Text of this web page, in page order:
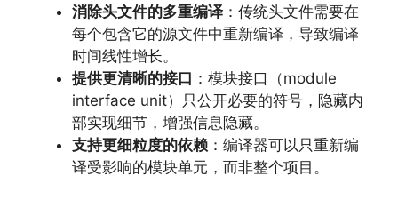
消除头文件的多重编译 ：传统头文件需要在
每个包含它的源文件中重新编译，导致编译
时间线性增长。
提供更清晰的接口 ：模块接口（module
interface unit）只公开必要的符号，隐藏内
部实现细节，增强信息隐藏。
支持更细粒度的依赖 ：编译器可以只重新编
译受影响的模块单元，而非整个项目。